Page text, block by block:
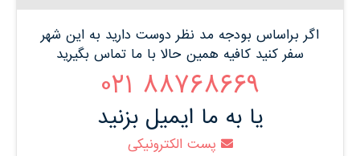
اگر براساس بودجه مد نظر دوست دارید به این شهر
سفر کنید کافیه همین حالا با ما تماس بگیرید
88768669 021
یا به ما ایمیل بزنید
پست الکترونیکی